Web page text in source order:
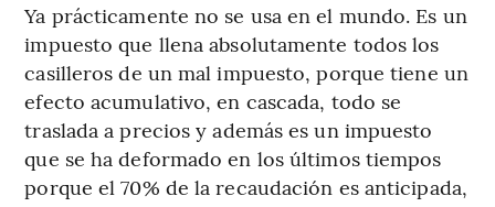
Ya prácticamente no se usa en el mundo. Es un
impuesto que llena absolutamente todos los
casilleros de un mal impuesto, porque tiene un
efecto acumulativo, en cascada, todo se
traslada a precios y además es un impuesto
que se ha deformado en los últimos tiempos
porque el 70% de la recaudación es anticipada,